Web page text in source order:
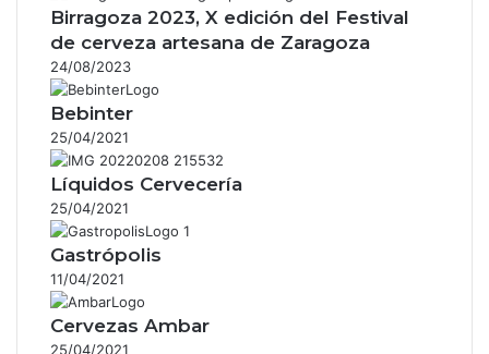
Birragoza 2023, X edición del Festival
de cerveza artesana de Zaragoza
24/08/2023
Bebinter
25/04/2021
Líquidos Cervecería
25/04/2021
Gastrópolis
11/04/2021
Cervezas Ambar
25/04/2021